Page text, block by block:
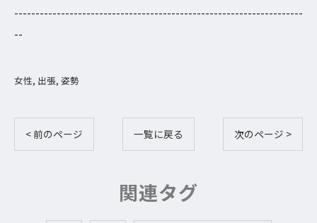
--------------------------------------------------------------------
--
女性 出張 姿勢
< 前のページ 一覧に戻る 次のページ >
関連タグ